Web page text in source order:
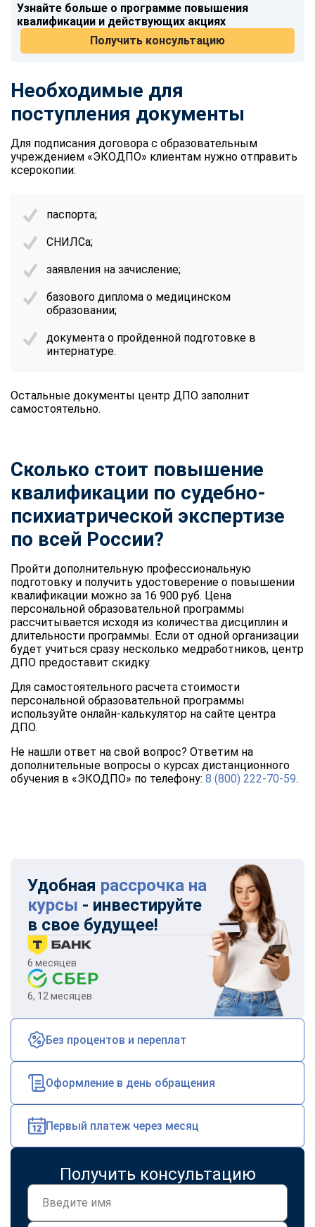
Узнайте больше о программе повышения
квалификации и действующих акциях
Получить консультацию
Необходимые для
поступления документы
Для подписания договора с образовательным
учреждением «ЭКОДПО» клиентам нужно отправить
ксерокопии:
паспорта;
СНИЛСа;
заявления на зачисление;
базового диплома о медицинском
образовании;
документа о пройденной подготовке в
интернатуре.
Остальные документы центр ДПО заполнит
самостоятельно.
Сколько стоит повышение
квалификации по судебно-
психиатрической экспертизе
по всей России?
Пройти дополнительную профессиональную
подготовку и получить удостоверение о повышении
квалификации можно за 16 900 руб. Цена
персональной образовательной программы
рассчитывается исходя из количества дисциплин и
длительности программы. Если от одной организации
будет учиться сразу несколько медработников, центр
ДПО предоставит скидку.
Для самостоятельного расчета стоимости
персональной образовательной программы
используйте онлайн-калькулятор на сайте центра
ДПО.
Не нашли ответ на свой вопрос? Ответим на
дополнительные вопросы о курсах дистанционного
обучения в «ЭКОДПО» по телефону: 8 (800) 222-70-59.
Удобная рассрочка на
курсы - инвестируйте
в свое будущее!
6 месяцев
6, 12 месяцев
Без процентов и переплат
Оформление в день обращения
Первый платеж через месяц
Получить консультацию
ChatApp